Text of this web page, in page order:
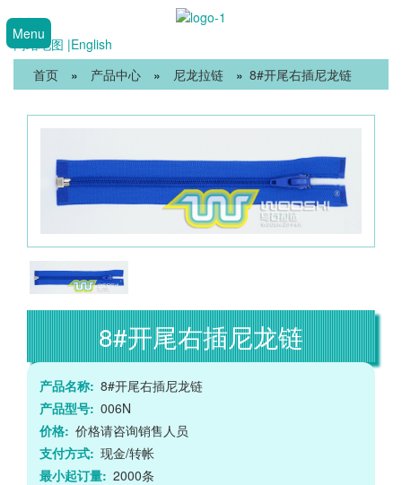
网站地图 |English
Menu
首页 » 产品中心 » 尼龙拉链 » 8#开尾右插尼龙链
8#开尾右插尼龙链
产品名称: 8#开尾右插尼龙链
产品型号: 006N
价格: 价格请咨询销售人员
支付方式: 现金/转帐
最小起订量: 2000条